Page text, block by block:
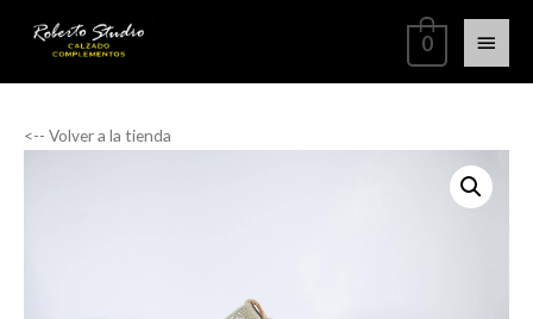
0
<-- Volver a la tienda